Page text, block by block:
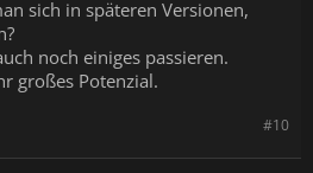
sich in späteren Versionen,
noch einiges passieren.
großes Potenzial.
#10